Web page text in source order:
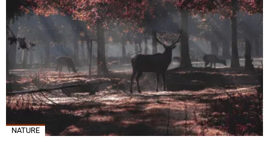
NATURE